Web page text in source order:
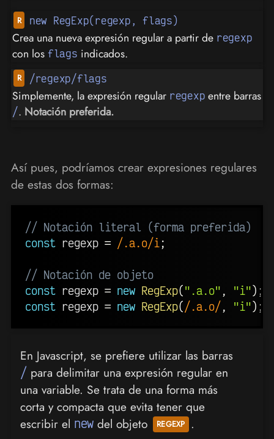
new RegExp(regexp, flags)
Crea una nueva expresión regular a partir de regexp
con los flags indicados.
/regexp/flags
Simplemente, la expresión regular regexp entre barras
/. Notación preferida.
Así pues, podríamos crear expresiones regulares
de estas dos formas:
// Notación literal (forma preferida)
const regexp = /.a.o/i;
// Notación de objeto
const regexp = new RegExp(".a.o" , "i") ;
const regexp = new RegExp(/.a.o/, "i") ;
En Javascript, se prefiere utilizar las barras
/para delimitar una expresión regular en
una variable. Se trata de una forma más
corta y compacta que evita tener que
escribir el new del objeto .